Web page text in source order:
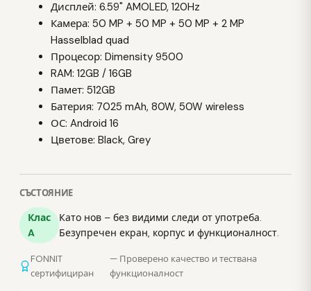
Дисплей: 6.59" AMOLED, 120Hz
Камера: 50 MP + 50 MP + 50 MP + 2 MP
Hasselblad quad
Процесор: Dimensity 9500
RAM: 12GB / 16GB
Памет: 512GB
Батерия: 7025 mAh, 80W, 50W wireless
ОС: Android 16
Цветове: Black, Grey
СЪСТОЯНИЕ
Клас
A
Като нов – без видими следи от употреба.
Безупречен екран, корпус и функционалност.
FONNIT
сертифициран
— Проверено качество и тествана
функционалност